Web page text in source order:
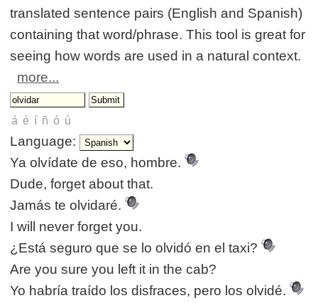
translated sentence pairs (English and Spanish)
containing that word/phrase. This tool is great for
seeing how words are used in a natural context.
more...
Language:
Ya olvídate de eso, hombre.
Dude, forget about that.
Jamás te olvidaré.
I will never forget you.
¿Está seguro que se lo olvidó en el taxi?
Are you sure you left it in the cab?
Yo habría traído los disfraces, pero los olvidé.